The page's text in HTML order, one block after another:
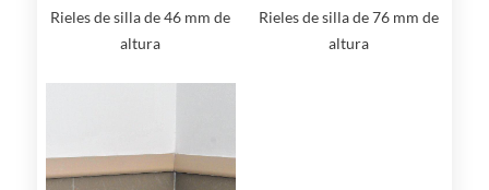
Rieles de silla de 46 mm de
altura
Rieles de silla de 76 mm de
altura